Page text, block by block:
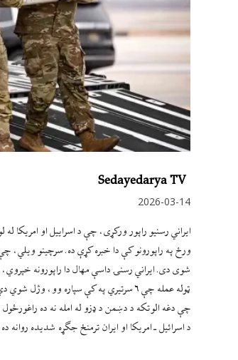
Sedayedarya TV
2026-03-14
ټوله عمله چې ۶ سرتیري په کې سپاره وو،
چې دغه الوتکه د دښمن د ډزو له امله نه‌ ده
د اسرائیل ـ امریکا او ایران ترمنځ جګړه شدیده